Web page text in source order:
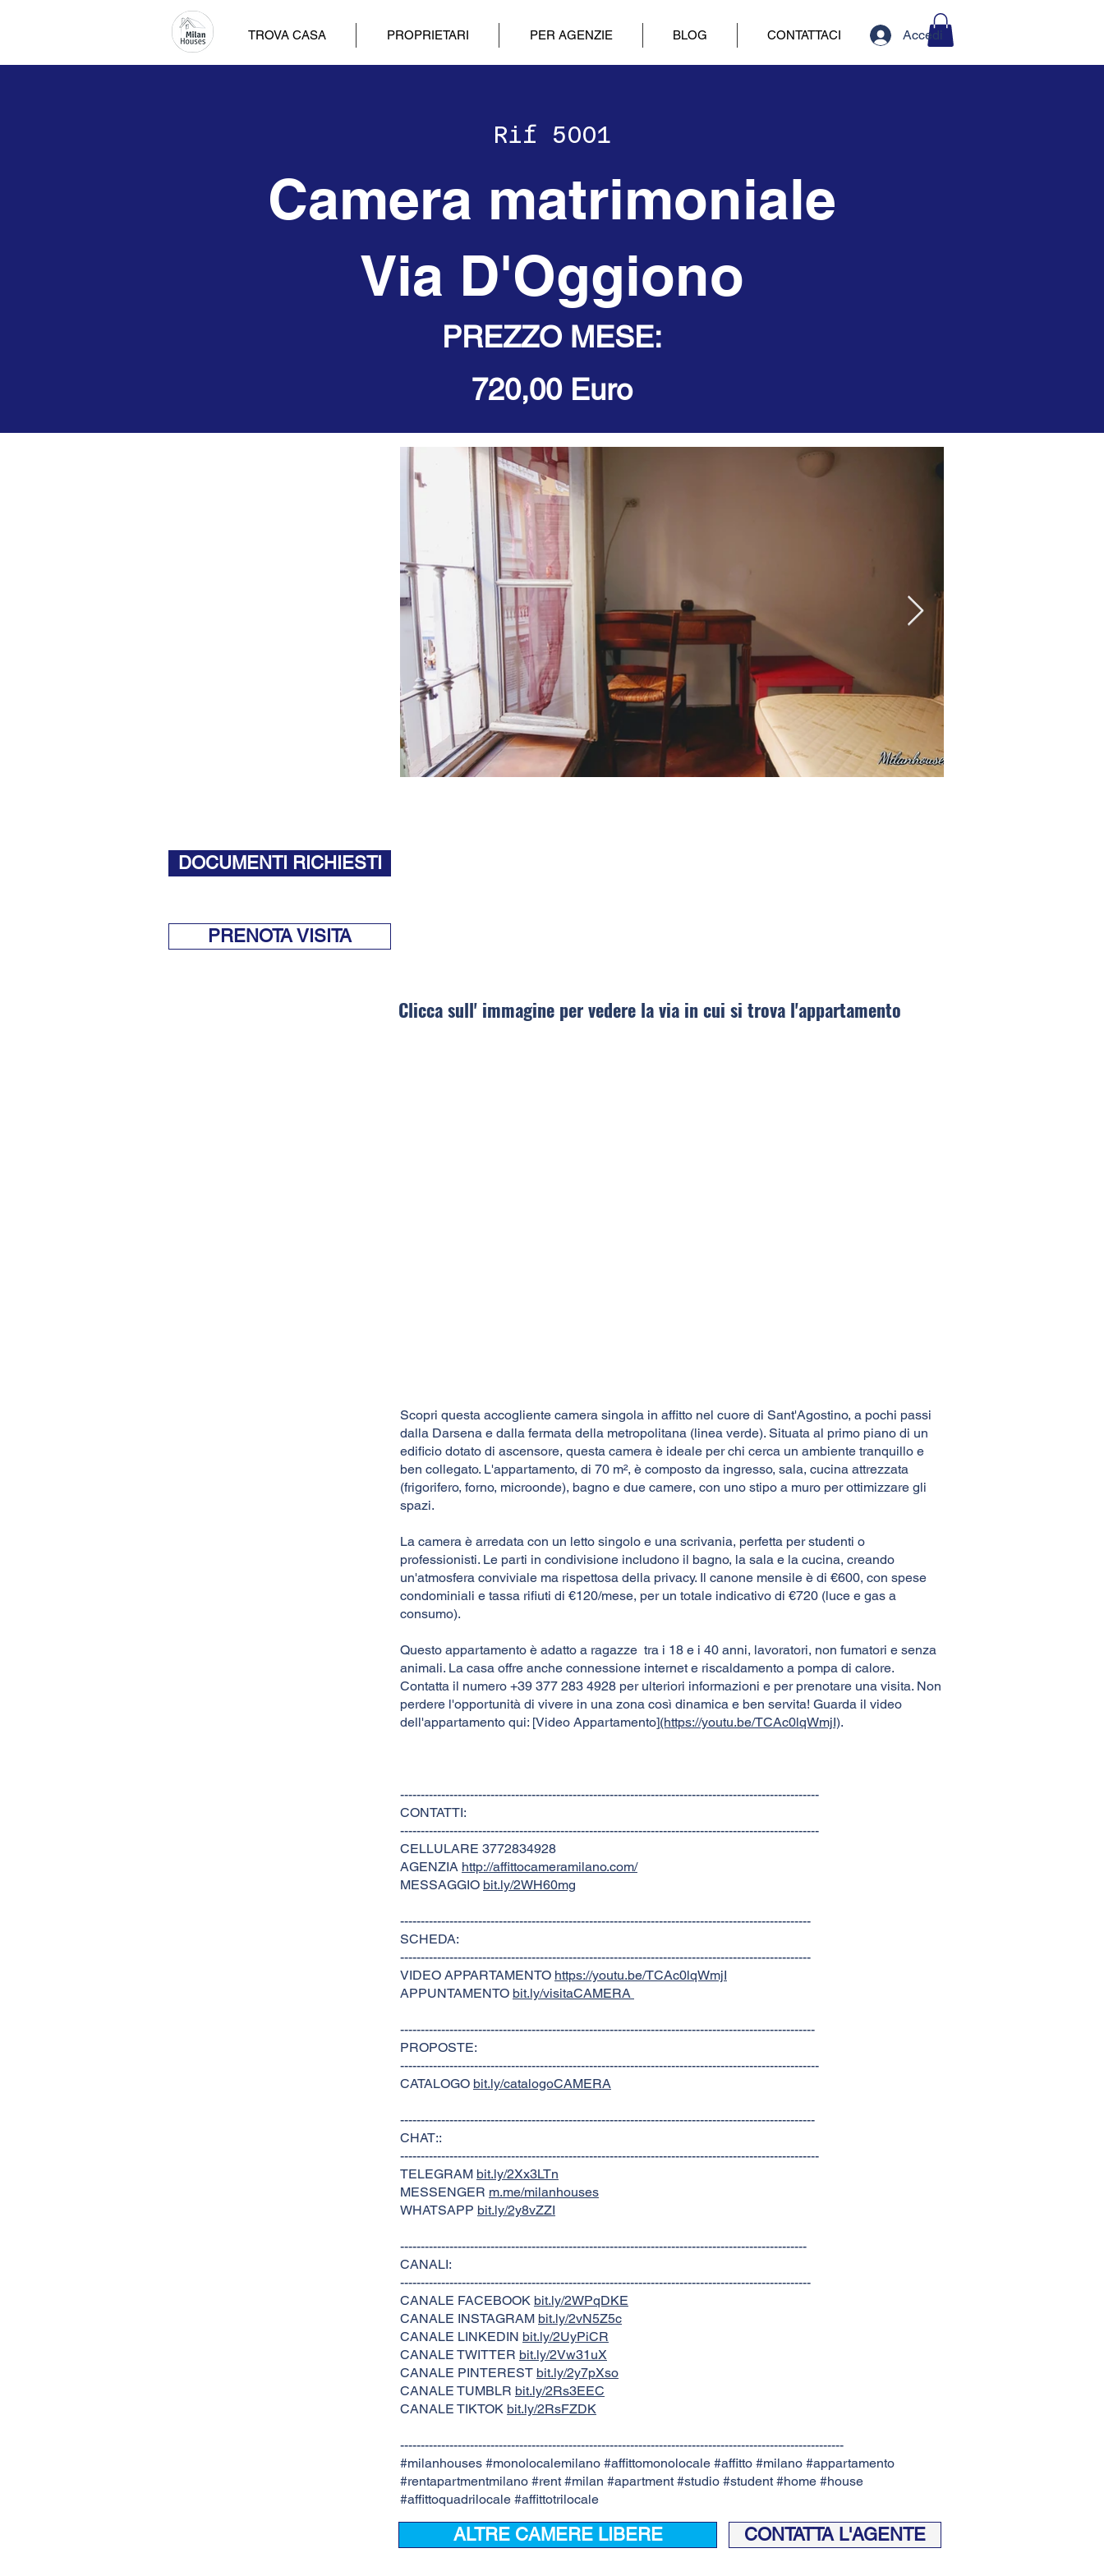
TROVA CASA PROPRIETARI PER AGENZIE BLOG CONTATTACI Accedi
Rif 5001
Camera matrimoniale
Via D'Oggiono
PREZZO MESE:
720,00 Euro
DOCUMENTI RICHIESTI
PRENOTA VISITA
Clicca sull' immagine per vedere la via in cui si trova l'appartamento
Scopri questa accogliente camera singola in affitto nel cuore di Sant'Agostino, a pochi passi
dalla Darsena e dalla fermata della metropolitana (linea verde). Situata al primo piano di un
edificio dotato di ascensore, questa camera è ideale per chi cerca un ambiente tranquillo e
ben collegato. L'appartamento, di 70 m², è composto da ingresso, sala, cucina attrezzata
(frigorifero, forno, microonde), bagno e due camere, con uno stipo a muro per ottimizzare gli
spazi.
La camera è arredata con un letto singolo e una scrivania, perfetta per studenti o
professionisti. Le parti in condivisione includono il bagno, la sala e la cucina, creando
un'atmosfera conviviale ma rispettosa della privacy. Il canone mensile è di €600, con spese
condominiali e tassa rifiuti di €120/mese, per un totale indicativo di €720 (luce e gas a
consumo).
Questo appartamento è adatto a ragazze tra i 18 e i 40 anni, lavoratori, non fumatori e senza
animali. La casa offre anche connessione internet e riscaldamento a pompa di calore.
Contatta il numero +39 377 283 4928 per ulteriori informazioni e per prenotare una visita. Non
perdere l'opportunità di vivere in una zona così dinamica e ben servita! Guarda il video
dell'appartamento qui: [Video Appartamento](https://youtu.be/TCAc0lqWmjI).
------------------------------------------------------------------------------------------------------
CONTATTI:
------------------------------------------------------------------------------------------------------
CELLULARE 3772834928
AGENZIA http://affittocameramilano.com/
MESSAGGIO bit.ly/2WH60mg
----------------------------------------------------------------------------------------------------
SCHEDA:
----------------------------------------------------------------------------------------------------
VIDEO APPARTAMENTO https://youtu.be/TCAc0lqWmjI
APPUNTAMENTO bit.ly/visitaCAMERA
-----------------------------------------------------------------------------------------------------
PROPOSTE:
------------------------------------------------------------------------------------------------------
CATALOGO bit.ly/catalogoCAMERA
-----------------------------------------------------------------------------------------------------
CHAT::
------------------------------------------------------------------------------------------------------
TELEGRAM bit.ly/2Xx3LTn
MESSENGER m.me/milanhouses
WHATSAPP bit.ly/2y8vZZI
---------------------------------------------------------------------------------------------------
CANALI:
----------------------------------------------------------------------------------------------------
CANALE FACEBOOK bit.ly/2WPqDKE
CANALE INSTAGRAM bit.ly/2vN5Z5c
CANALE LINKEDIN bit.ly/2UyPiCR
CANALE TWITTER bit.ly/2Vw31uX
CANALE PINTEREST bit.ly/2y7pXso
CANALE TUMBLR bit.ly/2Rs3EEC
CANALE TIKTOK bit.ly/2RsFZDK
------------------------------------------------------------------------------------------------------------
#milanhouses #monolocalemilano #affittomonolocale #affitto #milano #appartamento
#rentapartmentmilano #rent #milan #apartment #studio #student #home #house
#affittoquadrilocale #affittotrilocale
ALTRE CAMERE LIBERE CONTATTA L'AGENTE